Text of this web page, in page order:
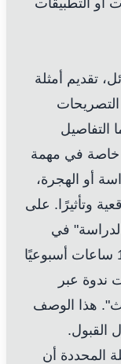
أو التطبيقات
تقديم أمثلة
التصريحات
التفاصيل
خاصة في مهمة
للدراسة أو الهجرة،
وتأثيرًا. على
في
رسالة تقديم، يمكنك إضافة "أقضي 10 ساعات أسبوعيًا
ندوة عبر
هذا الوصف
القبول.
المحددة أن